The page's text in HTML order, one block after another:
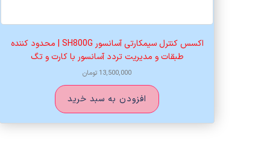
اکسس کنترل سیمکارتی آسانسور SH800G | محدود کننده
طبقات و مدیریت تردد آسانسور با کارت و تگ
13,500,000 تومان
افزودن به سبد خرید